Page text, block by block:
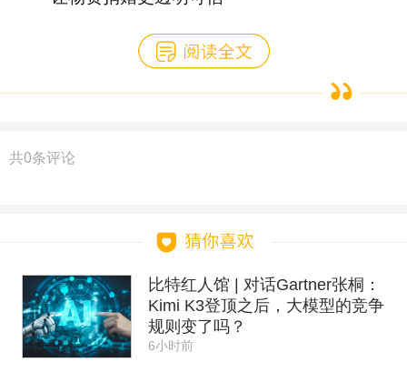
共0条评论
比特红人馆 | 对话Gartner张桐：
Kimi K3登顶之后，大模型的竞争
规则变了吗？
6小时前